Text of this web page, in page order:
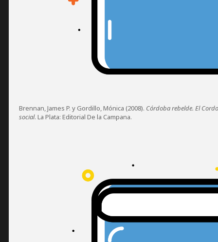
Brennan, James P. y Gordillo, Mónica (2008). Córdoba rebelde. El
social. La Plata: Editorial De la Campana.